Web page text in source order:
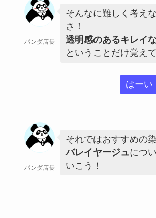
パンダ店長
そんなに難しく考え
さ！
透明感のあるキレイ
ということだけ覚え
はーい
パンダ店長
それではおすすめの染
バレイヤージュにつ
いこう！